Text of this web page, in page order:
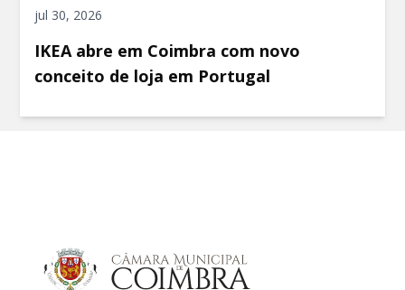
jul 30, 2026
IKEA abre em Coimbra com novo
conceito de loja em Portugal